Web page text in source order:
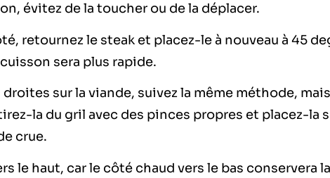
évitez de la toucher ou de la déplacer.
retournez le steak et placez-le à nouveau à 45
sera plus rapide.
sur la viande, suivez la même méthode,
la du gril avec des pinces propres et placez-la
crue.
le haut, car le côté chaud vers le bas conservera